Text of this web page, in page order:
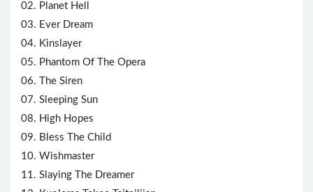
02. Planet Hell
03. Ever Dream
04. Kinslayer
05. Phantom Of The Opera
06. The Siren
07. Sleeping Sun
08. High Hopes
09. Bless The Child
10. Wishmaster
11. Slaying The Dreamer